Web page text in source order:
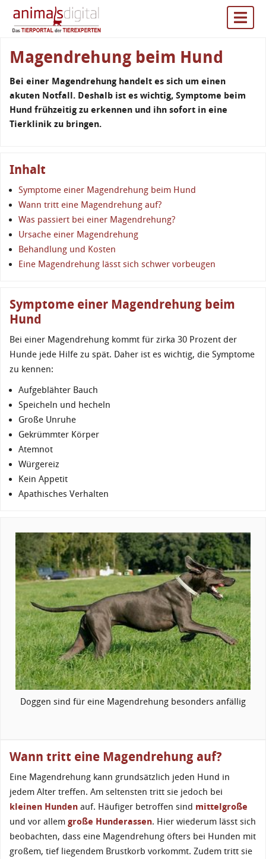
Magendrehung beim Hund
Bei einer Magendrehung handelt es sich um einen
akuten Notfall. Deshalb ist es wichtig, Symptome beim
Hund frühzeitig zu erkennen und ihn sofort in eine
Tierklinik zu bringen.
Inhalt
Symptome einer Magendrehung beim Hund
Wann tritt eine Magendrehung auf?
Was passiert bei einer Magendrehung?
Ursache einer Magendrehung
Behandlung und Kosten
Eine Magendrehung lässt sich schwer vorbeugen
Symptome einer Magendrehung beim
Hund
Bei einer Magendrehung kommt für zirka 30 Prozent der
Hunde jede Hilfe zu spät. Daher ist es wichtig, die Symptome
zu kennen:
Aufgeblähter Bauch
Speicheln und hecheln
Große Unruhe
Gekrümmter Körper
Atemnot
Würgereiz
Kein Appetit
Apathisches Verhalten
Doggen sind für eine Magendrehung besonders anfällig
Wann tritt eine Magendrehung auf?
Eine Magendrehung kann grundsätzlich jeden Hund in
jedem Alter treffen. Am seltensten tritt sie jedoch bei
kleinen Hunden auf. Häufiger betroffen sind mittelgroße
und vor allem große Hunderassen. Hier wiederum lässt sich
beobachten, dass eine Magendrehung öfters bei Hunden mit
großem, tief liegendem Brustkorb vorkommt. Zudem tritt sie